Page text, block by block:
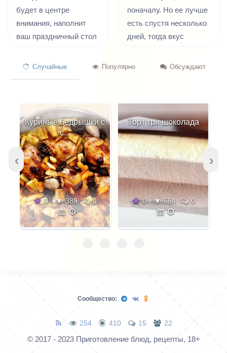
будет в центре
внимания, наполнит
ваш праздничный стол
салат без добавления
хорош тем, что ботва у
него - яркая,
хрустящая, сочная,
имеет выраженный
вкус. Для салата
используются нежные
молодые листики.
Мангольд добавляет
текстуру и глубину.
Они усиливаются со
винограда и сушеной
клюквы. Замороженный
виноград поможет
сохранить салат
прохладным.
поначалу. Но ее лучше
есть спустя несколько
дней, тогда вкус
гармоничным, и все
Из указанного
количества получается
много горчицы, вполне
можно делать из
половины, так как это
не та еда, которую
можно есть ложками.
Случайные Популярно Обсуждают
Куриные бедрышки с
с...
0 389 0
Торт три шоколада
0 564 0
‹ ›
Сообщество:
254 410 15 22
© 2017 - 2023 Приготовление блюд, рецепты, 18+